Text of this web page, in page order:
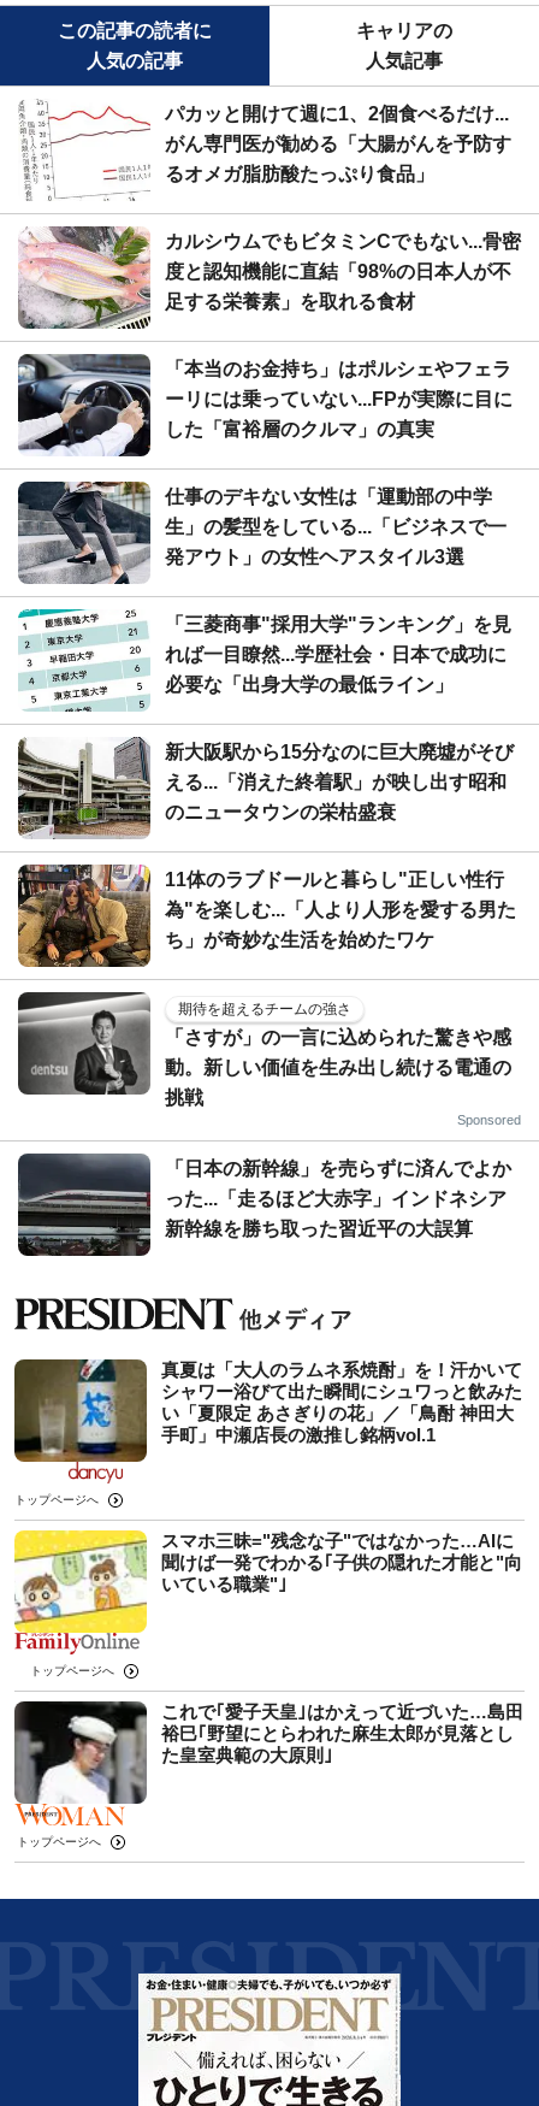
この記事の読者に
人気の記事
キャリアの
人気記事
パカッと開けて週に1、2個食べるだけ...
がん専門医が勧める「大腸がんを予防す
るオメガ脂肪酸たっぷり食品」
カルシウムでもビタミンCでもない...骨密
度と認知機能に直結「98%の日本人が不
足する栄養素」を取れる食材
「本当のお金持ち」はポルシェやフェラ
ーリには乗っていない...FPが実際に目に
した「富裕層のクルマ」の真実
仕事のデキない女性は「運動部の中学
生」の髪型をしている...「ビジネスで一
発アウト」の女性ヘアスタイル3選
「三菱商事"採用大学"ランキング」を見
れば一目瞭然...学歴社会・日本で成功に
必要な「出身大学の最低ライン」
新大阪駅から15分なのに巨大廃墟がそび
える...「消えた終着駅」が映し出す昭和
のニュータウンの栄枯盛衰
11体のラブドールと暮らし"正しい性行
為"を楽しむ...「人より人形を愛する男た
ち」が奇妙な生活を始めたワケ
期待を超えるチームの強さ
「さすが」の一言に込められた驚きや感
動。新しい価値を生み出し続ける電通の
挑戦
Sponsored
「日本の新幹線」を売らずに済んでよか
った...「走るほど大赤字」インドネシア
新幹線を勝ち取った習近平の大誤算
真夏は「大人のラムネ系焼酎」を！汗かいて
シャワー浴びて出た瞬間にシュワっと飲みた
い「夏限定 あさぎりの花」／「鳥酎 神田大
手町」中瀬店長の激推し銘柄vol.1
トップページへ
スマホ三昧="残念な子"ではなかった…AIに
聞けば一発でわかる｢子供の隠れた才能と"向
いている職業"｣
トップページへ
これで｢愛子天皇｣はかえって近づいた…島田
裕巳｢野望にとらわれた麻生太郎が見落とし
た皇室典範の大原則｣
トップページへ